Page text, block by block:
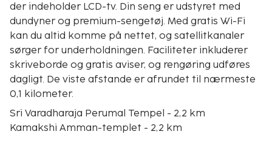
der indeholder LCD-tv. Din seng er udstyret med
dundyner og premium-sengetøj. Med gratis Wi-Fi
kan du altid komme på nettet, og satellitkanaler
sørger for underholdningen. Faciliteter inkluderer
skriveborde og gratis aviser, og rengøring udføres
dagligt. De viste afstande er afrundet til nærmeste
0,1 kilometer.
Sri Varadharaja Perumal Tempel - 2,2 km
Kamakshi Amman-templet - 2,2 km